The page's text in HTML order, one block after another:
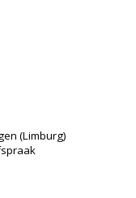
(Limburg)